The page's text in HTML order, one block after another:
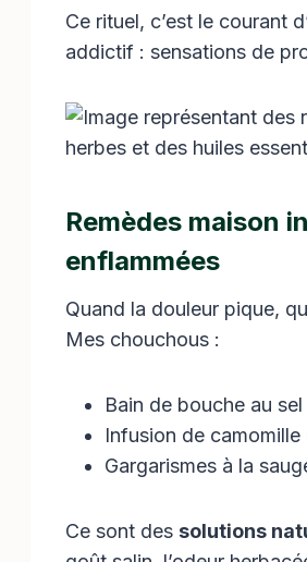
Ce rituel, c’est le courant
addictif : sensations de
Remèdes maison
enflammées
Quand la douleur pique,
Mes chouchous :
Bain de bouche au
Infusion de camomille
Gargarismes à la
Ce sont des solutions